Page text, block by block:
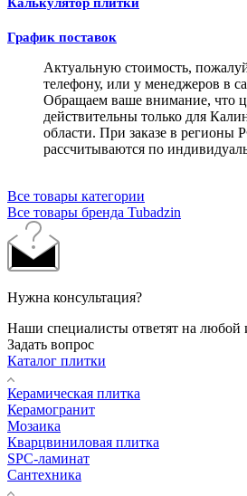
График поставок
Актуальную стоимость,
телефону, или у менеджеров в
Обращаем ваше внимание, что
действительны только для
области. При заказе в регионы
рассчитываются по
Все товары категории
Все товары бренда Tubadzin
Нужна консультация?
Наши специалисты ответят на
Задать вопрос
Каталог плитки
Керамическая плитка
Керамогранит
Мозаика
Кварцвиниловая плитка
SPC-ламинат
Сантехника